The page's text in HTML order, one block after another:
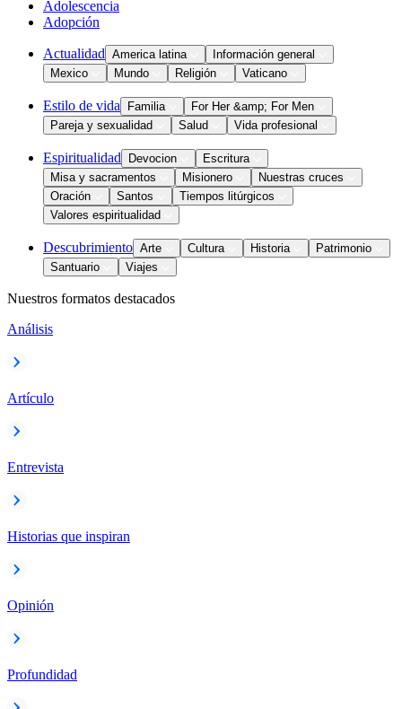
Adolescencia
Adopción
Actualidad America latina
Información general
Mexico
Mundo Religión Vaticano
Estilo de vida Familia
For Her &amp; For Men
Pareja y sexualidad
Salud Vida profesional
Espiritualidad Devocion
Escritura
Misa y sacramentos
Misionero
Nuestras cruces
Oración
Santos
Tiempos litúrgicos
Valores espiritualidad
Descubrimiento Arte Cultura Historia
Patrimonio
Santuario
Viajes
Nuestros formatos destacados
Análisis
Artículo
Entrevista
Historias que inspiran
Opinión
Profundidad